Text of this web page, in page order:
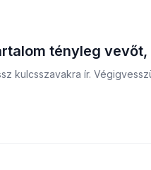
tényleg
kulcsszavakra ír.